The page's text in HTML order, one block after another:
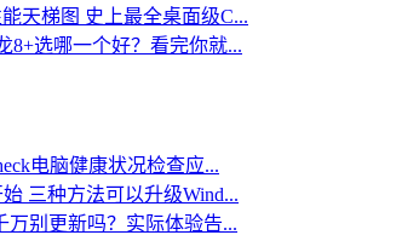
天梯图 史上最全桌面级C...
8+选哪一个好？看完你就...
电脑健康状况检查应...
三种方法可以升级Wind...
万别更新吗？实际体验告...